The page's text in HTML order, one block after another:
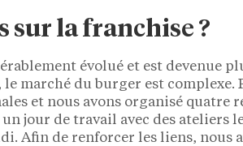
sur la franchise ?
évolué et est devenue
marché du burger est complexe.
et nous avons organisé quatre
jour de travail avec des ateliers
Afin de renforcer les liens, nous